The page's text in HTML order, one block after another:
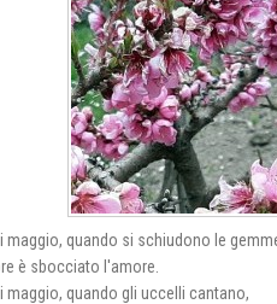
maggio, quando si schiudono le
è sbocciato l'amore.
maggio, quando gli uccelli cantano,